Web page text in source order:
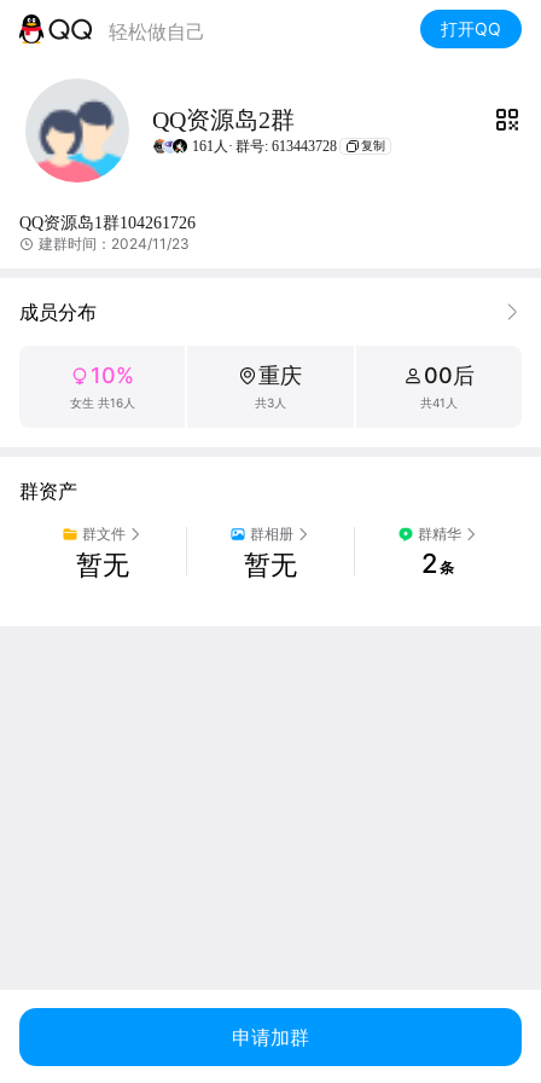
轻松做自己 打开QQ
QQ资源岛2群
161人· 群号: 613443728 复制
QQ资源岛1群104261726
建群时间：2024/11/23
成员分布
10%
女生 共16人
重庆
共3人
00后
共41人
群资产
群文件
暂无
群相册
暂无
群精华
2 条
申请加群